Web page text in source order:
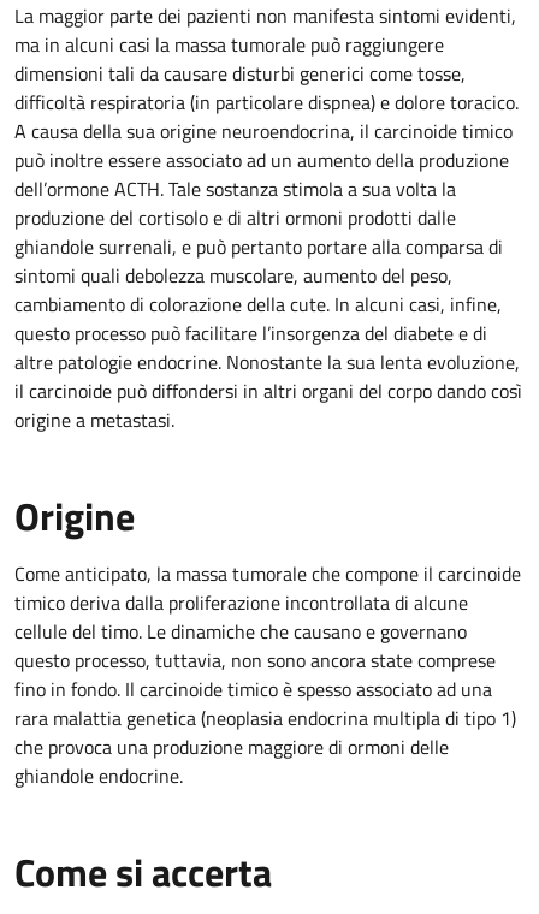
La maggior parte dei pazienti non manifesta sintomi evidenti,
ma in alcuni casi la massa tumorale può raggiungere
dimensioni tali da causare disturbi generici come tosse,
difficoltà respiratoria (in particolare dispnea) e dolore toracico.
A causa della sua origine neuroendocrina, il carcinoide timico
può inoltre essere associato ad un aumento della produzione
dell’ormone ACTH. Tale sostanza stimola a sua volta la
produzione del cortisolo e di altri ormoni prodotti dalle
ghiandole surrenali, e può pertanto portare alla comparsa di
sintomi quali debolezza muscolare, aumento del peso,
cambiamento di colorazione della cute. In alcuni casi, infine,
questo processo può facilitare l’insorgenza del diabete e di
altre patologie endocrine. Nonostante la sua lenta evoluzione,
il carcinoide può diffondersi in altri organi del corpo dando così
origine a metastasi.
Origine
Come anticipato, la massa tumorale che compone il carcinoide
timico deriva dalla proliferazione incontrollata di alcune
cellule del timo. Le dinamiche che causano e governano
questo processo, tuttavia, non sono ancora state comprese
fino in fondo. Il carcinoide timico è spesso associato ad una
rara malattia genetica (neoplasia endocrina multipla di tipo 1)
che provoca una produzione maggiore di ormoni delle
ghiandole endocrine.
Come si accerta